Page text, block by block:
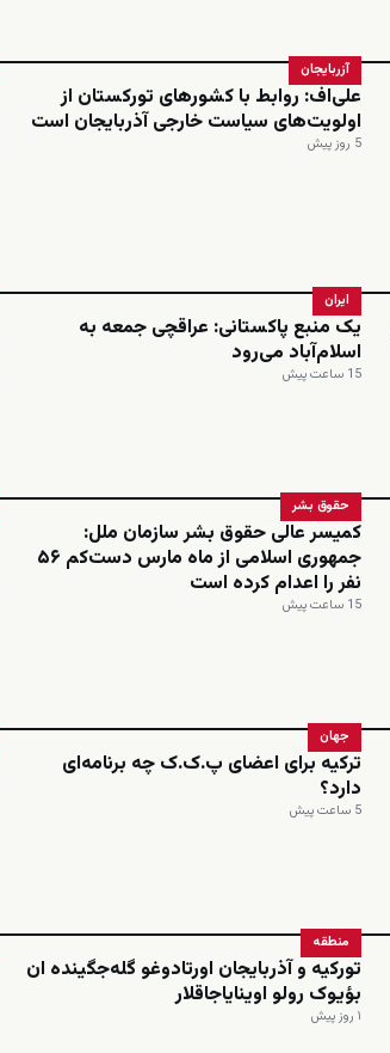
آزربایجان
علی‌اف: روابط با کشورهای تورکستان از
اولویت‌های سیاست خارجی آذربایجان است
5 روز پیش
ایران
یک منبع پاکستانی: عراقچی جمعه به
اسلام‌آباد می‌رود
15 ساعت پیش
حقوق بشر
کمیسر عالی حقوق بشر سازمان ملل:
جمهوری اسلامی از ماه مارس دست‌کم ۵۶
نفر را اعدام کرده است
15 ساعت پیش
جهان
ترکیه برای اعضای پ.ک.ک چه برنامه‌ای
دارد؟
5 ساعت پیش
منطقه
تورکیه و آذربایجان اورتادوغو گله‌جگینده ان
بؤیوک رولو اوینایاجاقلار
۱ روز پیش